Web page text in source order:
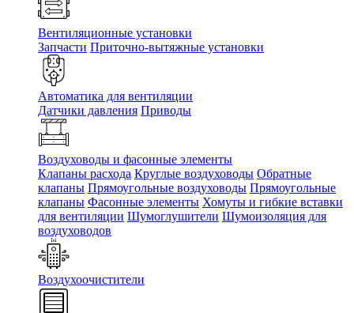
Вентиляционные установки
Запчасти Приточно-вытяжные установки
Автоматика для вентиляции
Датчики давления Приводы
Воздуховоды и фасонные элементы
Клапаны расхода Круглые воздуховоды Обратные
клапаны Прямоугольные воздуховоды Прямоугольные
клапаны Фасонные элементы Хомуты и гибкие вставки
для вентиляции Шумоглушители Шумоизоляция для
воздуховодов
Воздухоочистители